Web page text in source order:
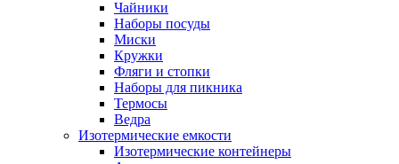
Чайники
Наборы посуды
Миски
Кружки
Фляги и стопки
Наборы для пикника
Термосы
Ведра
Изотермические емкости
Изотермические контейнеры